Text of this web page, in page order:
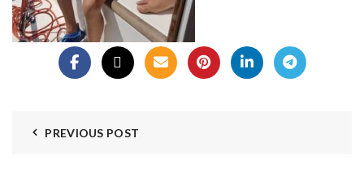
PREVIOUS POST